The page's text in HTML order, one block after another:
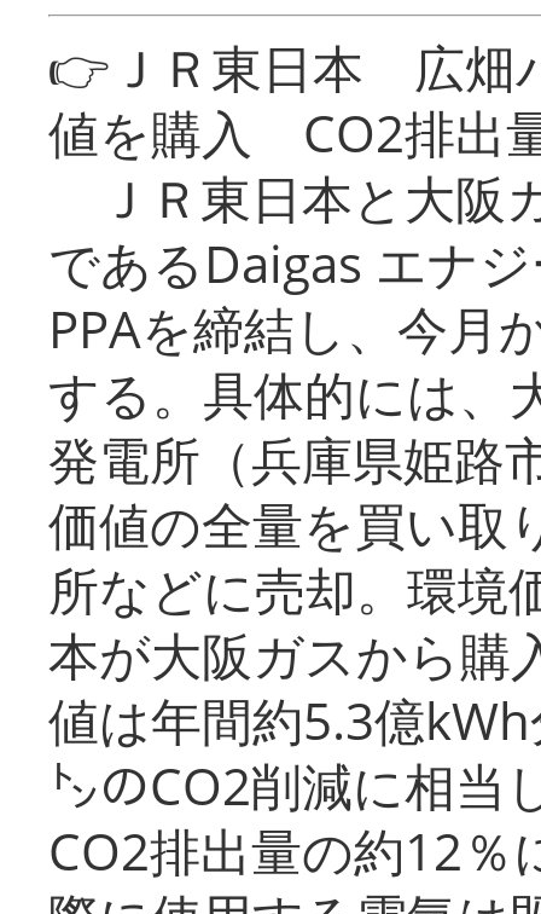
👉ＪＲ東日本 広畑
値を購入 CO2排出
ＪＲ東日本と大阪
であるDaigas エナ
PPAを締結し、今月
する。具体的には、
発電所（兵庫県姫路
価値の全量を買い取
所などに売却。環境
本が大阪ガスから購
値は年間約5.3億
㌧のCO2削減に相当
CO2排出量の約12％